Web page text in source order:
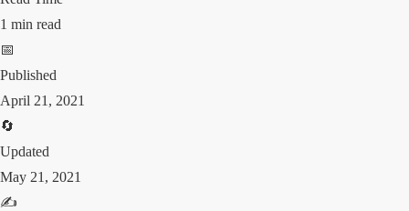
1 min read
📅
Published
April 21, 2021
🔄
Updated
May 21, 2021
✍️